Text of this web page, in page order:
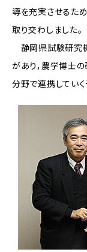
導を充実させるた
取り交わしました。
静岡県試験研究
があり，農学博士
分野で連携していく